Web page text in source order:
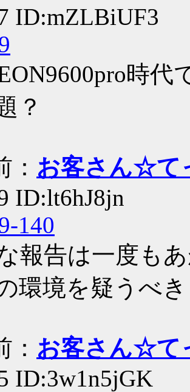
ID:mZLBiUF3
時
？
： お客さん☆て
ID:lt6hJ8jn
140
報告は一度も
環境を疑うべき
： お客さん☆て
ID:3w1n5jGK